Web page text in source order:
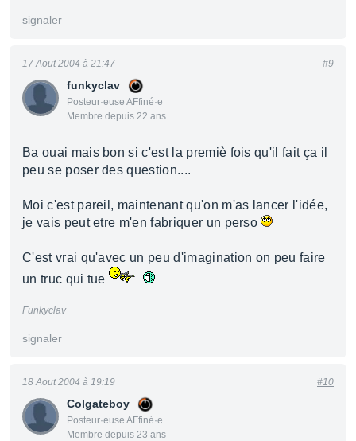
signaler
funkyclav
Posteur·euse AFfiné·e
Membre depuis 22 ans
17 Aout 2004 à 21:47 #9
Ba ouai mais bon si c'est la premiè fois qu'il fait ça il
peu se poser des question....
Moi c'est pareil, maintenant qu'on m'as lancer l'idée,
je vais peut etre m'en fabriquer un perso
C'est vrai qu'avec un peu d'imagination on peu faire
un truc qui tue
Funkyclav
signaler
Colgateboy
Posteur·euse AFfiné·e
Membre depuis 23 ans
18 Aout 2004 à 19:19 #10